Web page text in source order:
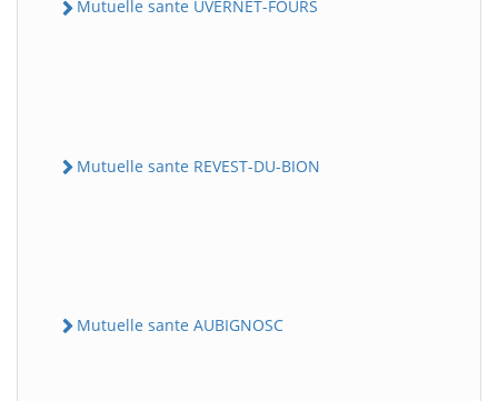
Mutuelle sante UVERNET-FOURS
Mutuelle sante REVEST-DU-BION
Mutuelle sante AUBIGNOSC